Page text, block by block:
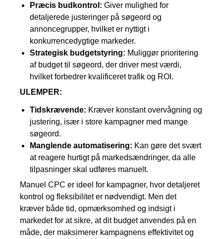
Præcis budkontrol: Giver mulighed for
detaljerede justeringer på søgeord og
annoncegrupper, hvilket er nyttigt i
konkurrencedygtige markeder.
Strategisk budgetstyring: Muliggør prioritering
af budget til søgeord, der driver mest værdi,
hvilket forbedrer kvalificeret trafik og ROI.
ULEMPER:
Tidskrævende: Kræver konstant overvågning og
justering, især i store kampagner med mange
søgeord.
Manglende automatisering: Kan gøre det svært
at reagere hurtigt på markedsændringer, da alle
tilpasninger skal udføres manuelt.
Manuel CPC er ideel for kampagner, hvor detaljeret
kontrol og fleksibilitet er nødvendigt. Men det
kræver både tid, opmærksomhed og indsigt i
markedet for at sikre, at dit budget anvendes på en
måde, der maksimerer kampagnens effektivitet og